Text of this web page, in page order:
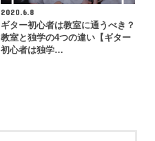
2020.6.8
ギター初心者は教室に通うべき？
教室と独学の4つの違い【ギター
初心者は独学…